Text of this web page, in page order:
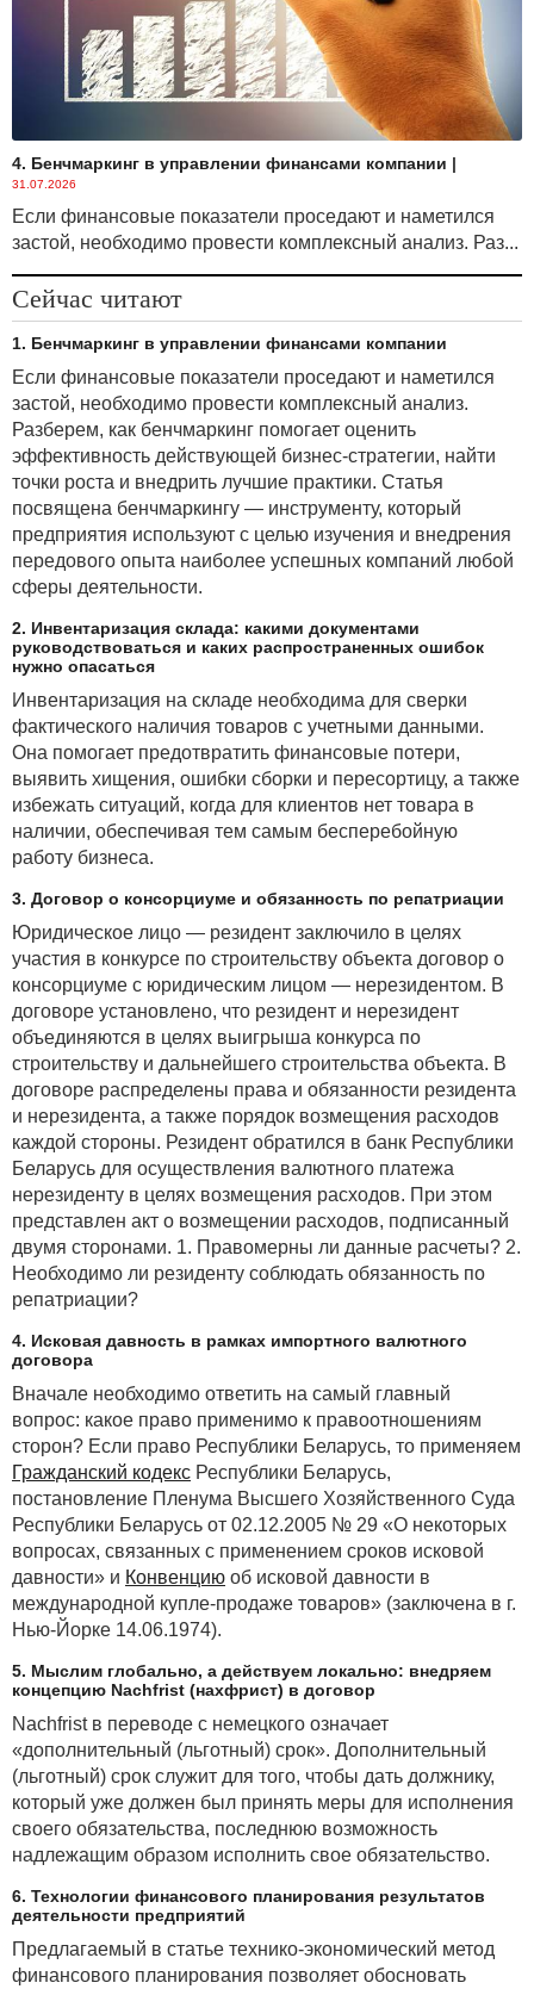
4. Бенчмаркинг в управлении финансами компании |
31.07.2026
Если финансовые показатели проседают и наметился
застой, необходимо провести комплексный анализ. Раз...
Сейчас читают
1. Бенчмаркинг в управлении финансами компании
Если финансовые показатели проседают и наметился
застой, необходимо провести комплексный анализ.
Разберем, как бенчмаркинг помогает оценить
эффективность действующей бизнес-стратегии, найти
точки роста и внедрить лучшие практики. Статья
посвящена бенчмаркингу — инструменту, который
предприятия используют с целью изучения и внедрения
передового опыта наиболее успешных компаний любой
сферы деятельности.
2. Инвентаризация склада: какими документами
руководствоваться и каких распространенных ошибок
нужно опасаться
Инвентаризация на складе необходима для сверки
фактического наличия товаров с учетными данными.
Она помогает предотвратить финансовые потери,
выявить хищения, ошибки сборки и пересортицу, а также
избежать ситуаций, когда для клиентов нет товара в
наличии, обеспечивая тем самым бесперебойную
работу бизнеса.
3. Договор о консорциуме и обязанность по репатриации
Юридическое лицо — резидент заключило в целях
участия в конкурсе по строительству объекта договор о
консорциуме с юридическим лицом — нерезидентом. В
договоре установлено, что резидент и нерезидент
объединяются в целях выигрыша конкурса по
строительству и дальнейшего строительства объекта. В
договоре распределены права и обязанности резидента
и нерезидента, а также порядок возмещения расходов
каждой стороны. Резидент обратился в банк Республики
Беларусь для осуществления валютного платежа
нерезиденту в целях возмещения расходов. При этом
представлен акт о возмещении расходов, подписанный
двумя сторонами. 1. Правомерны ли данные расчеты? 2.
Необходимо ли резиденту соблюдать обязанность по
репатриации?
4. Исковая давность в рамках импортного валютного
договора
Вначале необходимо ответить на самый главный
вопрос: какое право применимо к правоотношениям
сторон? Если право Республики Беларусь, то применяем
Гражданский кодекс Республики Беларусь,
постановление Пленума Высшего Хозяйственного Суда
Республики Беларусь от 02.12.2005 № 29 «О некоторых
вопросах, связанных с применением сроков исковой
давности» и Конвенцию об исковой давности в
международной купле-продаже товаров» (заключена в г.
Нью-Йорке 14.06.1974).
5. Мыслим глобально, а действуем локально: внедряем
концепцию Nachfrist (нахфрист) в договор
Nachfrist в переводе с немецкого означает
«дополнительный (льготный) срок». Дополнительный
(льготный) срок служит для того, чтобы дать должнику,
который уже должен был принять меры для исполнения
своего обязательства, последнюю возможность
надлежащим образом исполнить свое обязательство.
6. Технологии финансового планирования результатов
деятельности предприятий
Предлагаемый в статье технико-экономический метод
финансового планирования позволяет обосновать